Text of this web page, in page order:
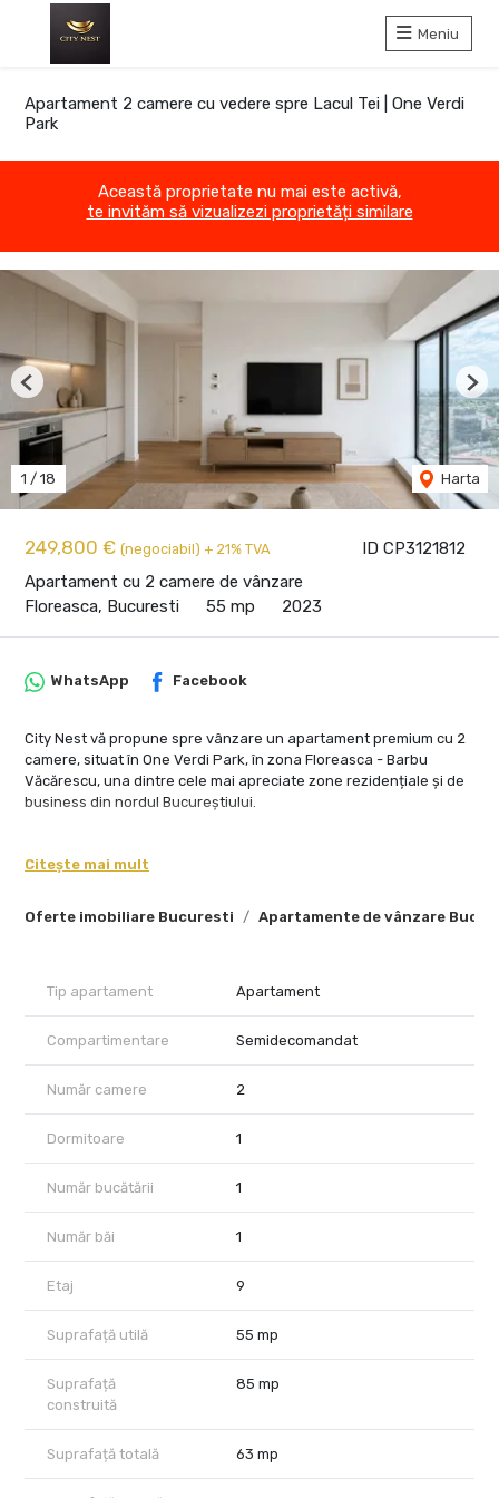
Meniu
Apartament 2 camere cu vedere spre Lacul Tei | One Verdi
Park
Această proprietate nu mai este activă,
te invităm să vizualizezi proprietăți similare
ID CP3121812
249,800 € (negociabil) + 21% TVA
Apartament cu 2 camere de vânzare
Floreasca, Bucuresti
55 mp 2023
1 / 18 Harta
Previous
Oferte imobiliare Bucuresti Apartamente de vânzare
WhatsApp Facebook
City Nest vă propune spre vânzare un apartament premium cu 2
camere, situat în One Verdi Park, în zona Floreasca - Barbu
Văcărescu, una dintre cele mai apreciate zone rezidențiale și de
business din nordul Bucureștiului.
beneficiază de vedere liberă către Lacul Tei, lumină naturală
apartamentului un plus de confort și deschidere.
de 63 mp și o terasă de 8 mp. Compartimentarea include zonă de
și pentru investiție într-un proiect premium foarte bine
poziționat.
încălzire prin pardoseală, aer condiționat, ferestre din aluminiu cu
One Verdi Park oferă acces rapid către Parcul Verdi, Promenada
Mall, zona de business Floreasca - Barbu Văcărescu, restaurante,
Prețul de vânzare este de 249.800 EUR + TVA, negociabil. TVA-ul
nu este inclus în prețul afișat. Locul de parcare subteran se
poate achiziționa separat.
Pentru această tipologie de apartament există disponibilitate și
cerere.
Citește mai mult
Tip apartament Apartament
Compartimentare Semidecomandat
Număr camere 2
Dormitoare 1
Număr bucătării 1
Număr băi 1
Etaj 9
Suprafață utilă 55 mp
Suprafață
construită
85 mp
Suprafață totală 63 mp